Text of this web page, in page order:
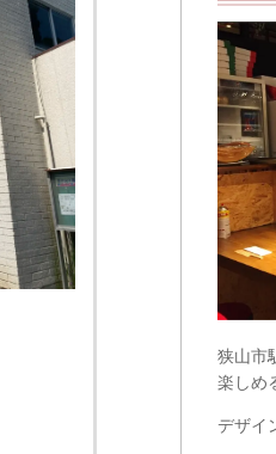
狭山市
楽しめ
デザイ